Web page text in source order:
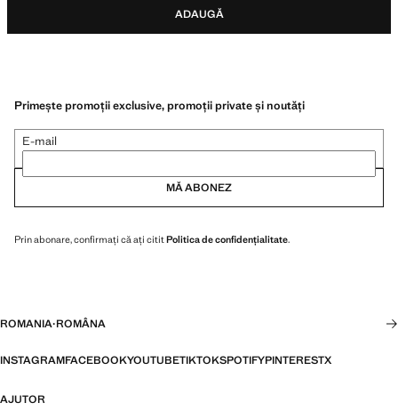
ADAUGĂ
Primește promoții exclusive, promoții private și noutăți
E-mail
MĂ ABONEZ
Prin abonare, confirmați că ați cititPolitica de confidențialitate.
ROMANIA·ROMÂNA
INSTAGRAMFACEBOOKYOUTUBETIKTOKSPOTIFYPINTERESTX
AJUTOR